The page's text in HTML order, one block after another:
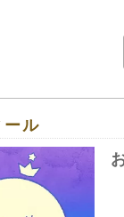
ール